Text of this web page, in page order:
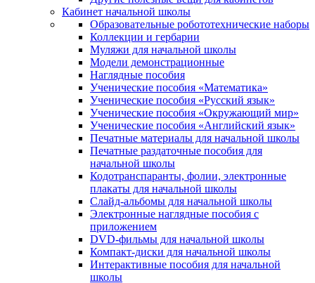
Кабинет начальной школы
Образовательные робототехнические наборы
Коллекции и гербарии
Муляжи для начальной школы
Модели демонстрационные
Наглядные пособия
Ученические пособия «Математика»
Ученические пособия «Русский язык»
Ученические пособия «Окружающий мир»
Ученические пособия «Английский язык»
Печатные материалы для начальной школы
Печатные раздаточные пособия для
начальной школы
Кодотранспаранты, фолии, электронные
плакаты для начальной школы
Слайд-альбомы для начальной школы
Электронные наглядные пособия с
приложением
DVD-фильмы для начальной школы
Компакт-диски для начальной школы
Интерактивные пособия для начальной
школы